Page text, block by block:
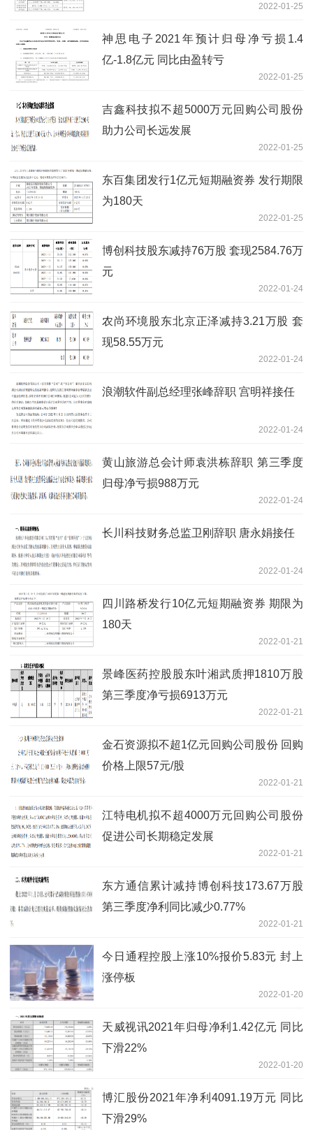
2022-01-25
神思电子2021年预计归母净亏损1.4
亿-1.8亿元 同比由盈转亏
2022-01-25
吉鑫科技拟不超5000万元回购公司股份
助力公司长远发展
2022-01-25
东百集团发行1亿元短期融资券 发行期限
为180天
2022-01-25
博创科技股东减持76万股 套现2584.76万
元
2022-01-24
农尚环境股东北京正泽减持3.21万股 套
现58.55万元
2022-01-24
浪潮软件副总经理张峰辞职 宫明祥接任
2022-01-24
黄山旅游总会计师袁洪栋辞职 第三季度
归母净亏损988万元
2022-01-24
长川科技财务总监卫刚辞职 唐永娟接任
2022-01-24
四川路桥发行10亿元短期融资券 期限为
180天
2022-01-21
景峰医药控股股东叶湘武质押1810万股
第三季度净亏损6913万元
2022-01-21
金石资源拟不超1亿元回购公司股份 回购
价格上限57元/股
2022-01-21
江特电机拟不超4000万元回购公司股份
促进公司长期稳定发展
2022-01-21
东方通信累计减持博创科技173.67万股
第三季度净利同比减少0.77%
2022-01-21
今日通程控股上涨10%报价5.83元 封上
涨停板
2022-01-20
天威视讯2021年归母净利1.42亿元 同比
下滑22%
2022-01-20
博汇股份2021年净利4091.19万元 同比
下滑29%